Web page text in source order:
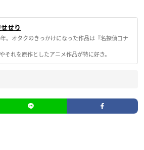
せり
。オタクのきっかけになった作品は『名探偵コナ
それを原作としたアニメ作品が特に好き。